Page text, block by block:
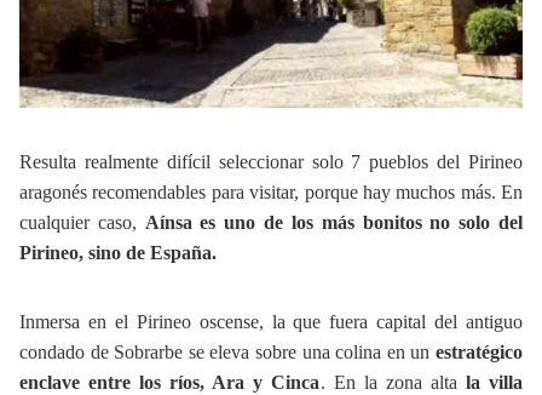
Resulta realmente difícil seleccionar solo 7 pueblos del Pirineo
aragonés recomendables para visitar, porque hay muchos más. En
cualquier caso, Aínsa es uno de los más bonitos no solo del
Pirineo, sino de España.
Inmersa en el Pirineo oscense, la que fuera capital del antiguo
condado de Sobrarbe se eleva sobre una colina en un estratégico
enclave entre los ríos, Ara y Cinca. En la zona alta la villa